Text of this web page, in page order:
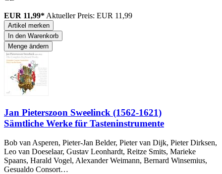
EUR 11,99* Aktueller Preis: EUR 11,99
Artikel merken
In den Warenkorb
Menge ändern
Jan Pieterszoon Sweelinck (1562-1621)
Sämtliche Werke für Tasteninstrumente
Bob van Asperen, Pieter-Jan Belder, Pieter van Dijk, Pieter Dirksen,
Leo van Doeselaar, Gustav Leonhardt, Reitze Smits, Marieke
Spaans, Harald Vogel, Alexander Weimann, Bernard Winsemius,
Gesualdo Consort…